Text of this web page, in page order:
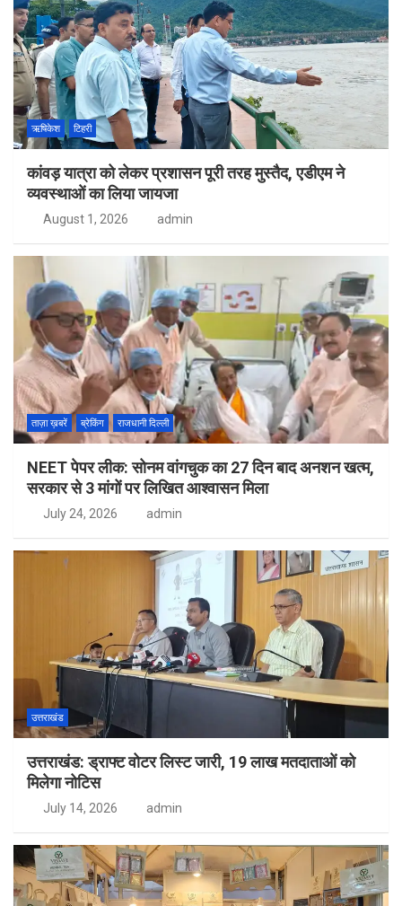
ऋषिकेश टिहरी
कांवड़ यात्रा को लेकर प्रशासन पूरी तरह मुस्तैद, एडीएम ने
व्यवस्थाओं का लिया जायजा
August 1, 2026 admin
ताज़ा ख़बरें ब्रेकिंग राजधानी दिल्ली
NEET पेपर लीक: सोनम वांगचुक का 27 दिन बाद अनशन खत्म,
सरकार से 3 मांगों पर लिखित आश्वासन मिला
July 24, 2026 admin
उत्तराखंड
उत्तराखंड: ड्राफ्ट वोटर लिस्ट जारी, 19 लाख मतदाताओं को
मिलेगा नोटिस
July 14, 2026 admin